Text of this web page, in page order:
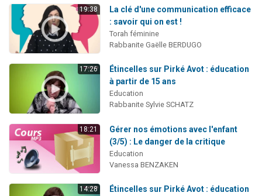
19:38
La clé d'une communication efficace
: savoir qui on est !
Torah féminine
Rabbanite Gaëlle BERDUGO
17:26
Étincelles sur Pirké Avot : éducation
à partir de 15 ans
Education
Rabbanite Sylvie SCHATZ
18:21
Gérer nos émotions avec l'enfant
(3/5) : Le danger de la critique
Education
Vanessa BENZAKEN
14:28
Étincelles sur Pirké Avot : éducation